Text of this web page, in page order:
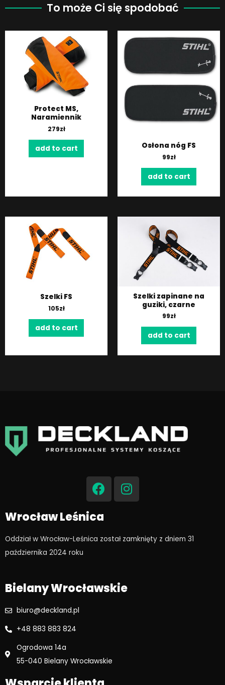
To może Ci się spodobać
Protect MS,
Naramiennik
279zł
add to cart Osłona nóg FS
99zł
add to cart
Szelki FS
105zł
add to cart
Szelki zapinane na
guziki, czarne
99zł
add to cart
F
a
c
e
b
o
o
I
n
s
g
r
Wrocław Leśnica
Oddział w Wrocław-Leśnica został zamknięty z dniem 31
października 2024 roku​
Bielany Wrocławskie
biuro@deckland.pl
+48 883 883 824
Ogrodowa 14a
55-040 Bielany Wrocławskie